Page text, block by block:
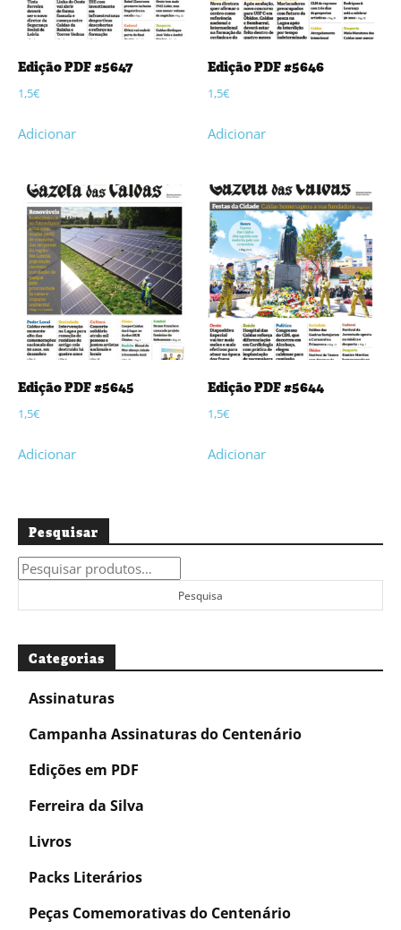
Edição PDF #5647
1,5€
Adicionar
Edição PDF #5646
1,5€
Adicionar
Edição PDF #5645
1,5€
Adicionar
Edição PDF #5644
1,5€
Adicionar
Pesquisar
Pesquisar
por:
Pesquisa
Categorias
Assinaturas
Campanha Assinaturas do Centenário
Edições em PDF
Ferreira da Silva
Livros
Packs Literários
Peças Comemorativas do Centenário